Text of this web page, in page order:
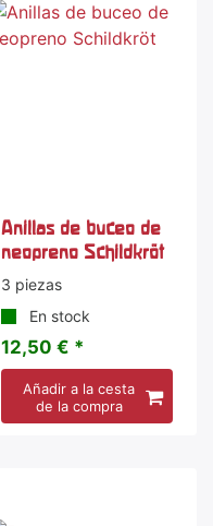
Anillas de buceo de
neopreno Schildkröt
3 piezas
En stock
12,50 € *
Añadir a la cesta
de la compra